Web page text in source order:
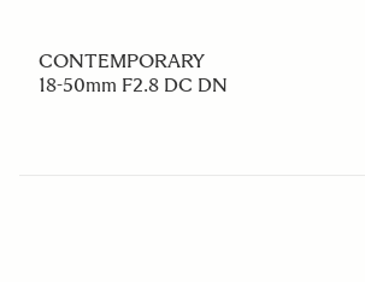
CONTEMPORARY
18-50mm F2.8 DC DN